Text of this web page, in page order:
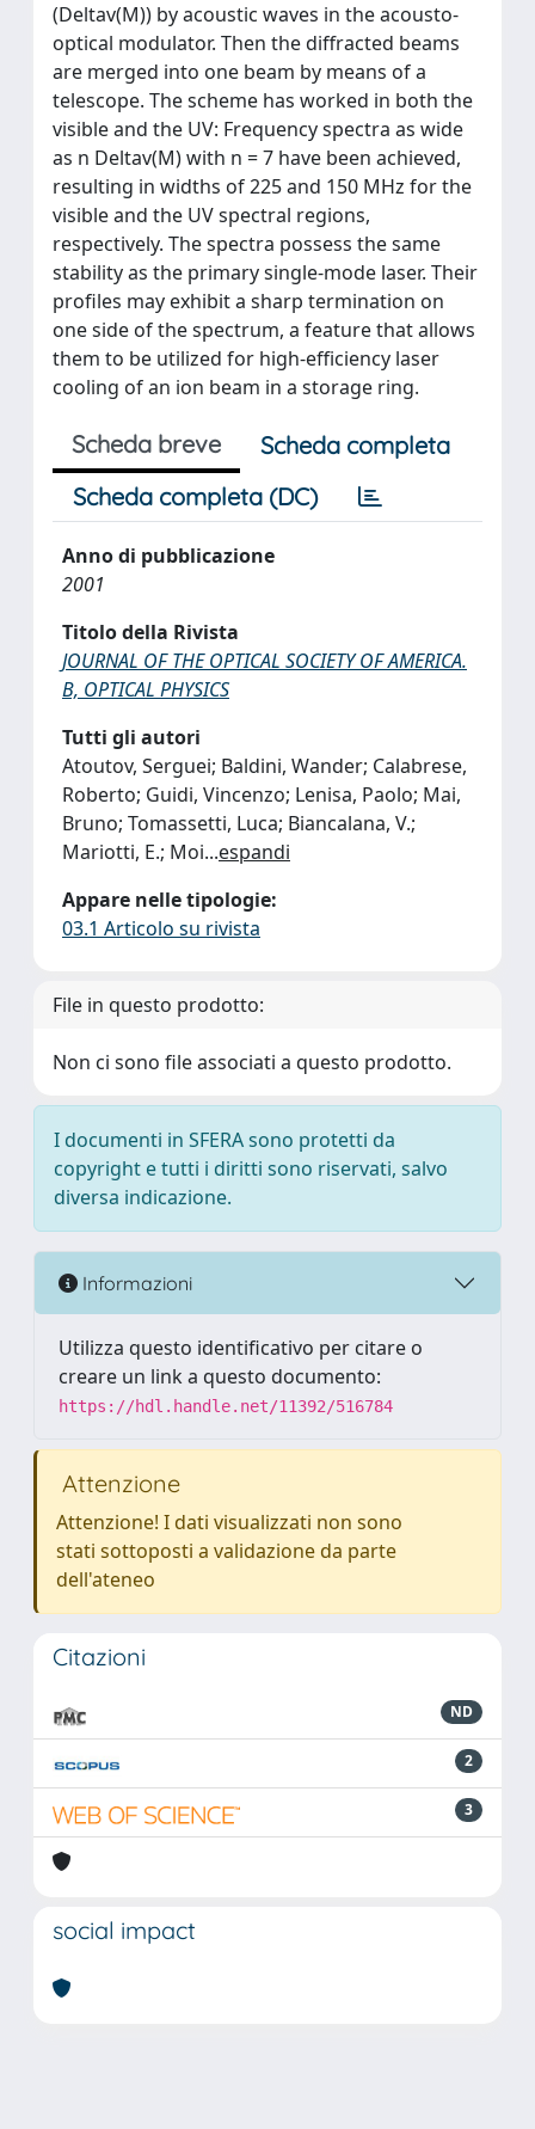
(Deltav(M)) by acoustic waves in the acousto-
optical modulator. Then the diffracted beams
are merged into one beam by means of a
telescope. The scheme has worked in both the
visible and the UV: Frequency spectra as wide
as n Deltav(M) with n = 7 have been achieved,
resulting in widths of 225 and 150 MHz for the
visible and the UV spectral regions,
respectively. The spectra possess the same
stability as the primary single-mode laser. Their
profiles may exhibit a sharp termination on
one side of the spectrum, a feature that allows
them to be utilized for high-efficiency laser
cooling of an ion beam in a storage ring.
Scheda breve
Scheda completa
Scheda completa (DC)
Anno di pubblicazione
2001
Titolo della Rivista
JOURNAL OF THE OPTICAL SOCIETY OF AMERICA.
B, OPTICAL PHYSICS
Tutti gli autori
Atoutov, Serguei; Baldini, Wander; Calabrese,
Roberto; Guidi, Vincenzo; Lenisa, Paolo; Mai,
Bruno; Tomassetti, Luca; Biancalana, V.;
Mariotti, E.; Moi...espandi
Appare nelle tipologie:
03.1 Articolo su rivista
File in questo prodotto:
Non ci sono file associati a questo prodotto.
I documenti in SFERA sono protetti da
copyright e tutti i diritti sono riservati, salvo
diversa indicazione.
Informazioni
Utilizza questo identificativo per citare o
creare un link a questo documento:
https://hdl.handle.net/11392/516784
Attenzione
Attenzione! I dati visualizzati non sono
stati sottoposti a validazione da parte
dell'ateneo
Citazioni
ND
2
3
social impact